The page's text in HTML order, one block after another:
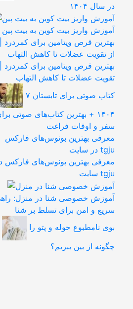
در سال ۱۴۰۴
آموزش واریز بیت کوین به بیت پین
بهترین قرص ویتامین برای کمردرد |
تقویت عضلات تا کاهش التهاب
۷ کتاب صوتی برای تابستان
۱۴۰۴ + بهترین کتاب‌های صوتی
سفر و اوقات فراغت
معرفی بهترین بونوس‌های فارکس
سایت tgju
آموزش خصوصی شنا در منزل:
سریع و امن برای تسلط بر شنا
بوی نامطبوع حوله و پتو را
چگونه از بین ببریم؟